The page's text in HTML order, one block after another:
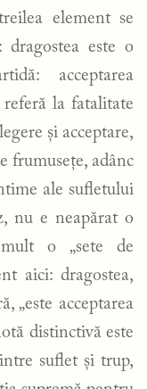
element se
dragostea este o
acceptarea
la fatalitate
și acceptare,
frumusețe, adânc
ale sufletului
nu e neapărat o
o „sete de
aici: dragostea,
„este acceptarea
distinctivă este
suflet și trup,